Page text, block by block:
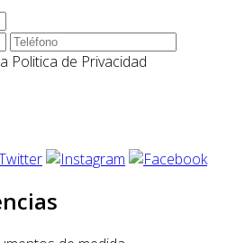
Politica de Privacidad